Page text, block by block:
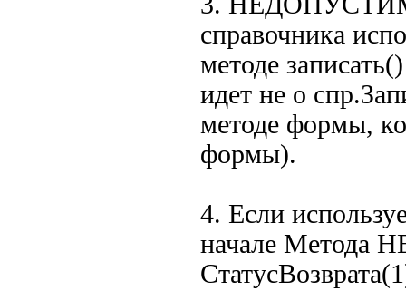
справочника
методе
идет не о
методе формы,
формы).
4. Если
начале Метода